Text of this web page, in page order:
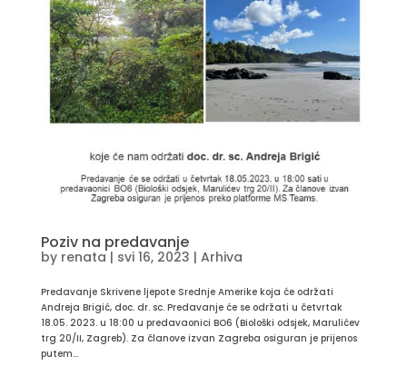
Poziv na predavanje
by renata | svi 16, 2023 | Arhiva
Predavanje Skrivene ljepote Srednje Amerike koja će održati
Andreja Brigić, doc. dr. sc. Predavanje će se održati u četvrtak
18.05. 2023. u 18:00 u predavaonici BO6 (Biološki odsjek, Marulićev
trg 20/II, Zagreb). Za članove izvan Zagreba osiguran je prijenos
putem...